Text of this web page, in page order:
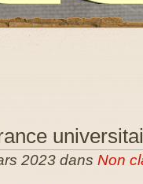
2023 dans Non